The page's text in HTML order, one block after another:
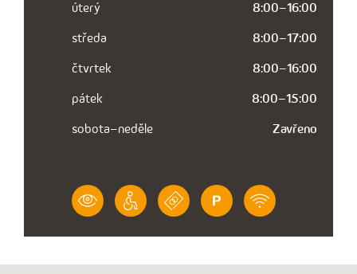
úterý
8:00–16:00
středa
8:00–17:00
čtvrtek
8:00–16:00
pátek
8:00–15:00
sobota–neděle
Zavřeno
VÝZNAM
IKONY
BEZBARIÉROVÝ
PŘÍSTUP
PLATBA
PLATEBNÍ
KARTOU
PARKOVÁNÍ
V
OC
WIFI
ZDARMA